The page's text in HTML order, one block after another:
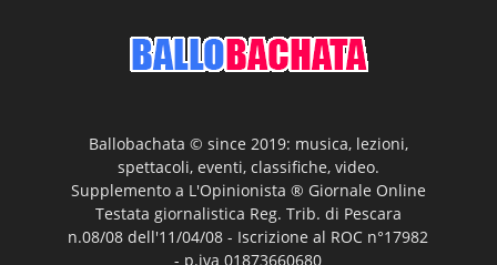
Ballobachata © since 2019: musica, lezioni,
spettacoli, eventi, classifiche, video.
Supplemento a L'Opinionista ® Giornale Online
Testata giornalistica Reg. Trib. di Pescara
n.08/08 dell'11/04/08 - Iscrizione al ROC n°17982
- p.iva 01873660680